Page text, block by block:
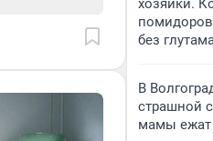
хозяйки.
без
В
страшной
мамы ежат